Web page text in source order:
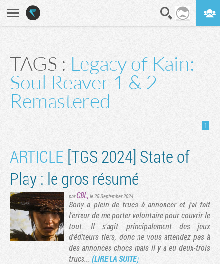
TAGS : Legacy of Kain:
Soul Reaver 1 & 2
Remastered
1
ARTICLE [TGS 2024] State of
Play : le gros résumé
parCBL, le 25 September 2024
Sony a plein de trucs à annoncer et j'ai fait
l'erreur de me porter volontaire pour couvrir le
tout. Il s'agit principalement des jeux
d'éditeurs tiers, donc ne vous attendez pas à
des annonces chocs mais il y a eu deux-trois
trucs...(LIRE LA SUITE)